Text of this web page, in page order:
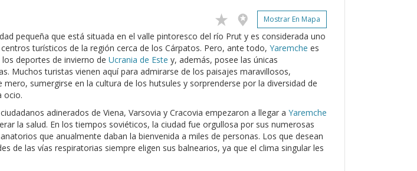
Mostrar En Mapa
pequeña que está situada en el valle pintoresco del río Prut y es considerada uno
turísticos de la región cerca de los Cárpatos. Pero, ante todo, Yaremche es
deportes de invierno de Ucrania de Este y, además, posee las únicas
Muchos turistas vienen aquí para admirarse de los paisajes maravillosos,
mero, sumergirse en la cultura de los hutsules y sorprenderse por la diversidad de
ocio.
adinerados de Viena, Varsovia y Cracovia empezaron a llegar a Yaremche
la salud. En los tiempos soviéticos, la ciudad fue orgullosa por sus numerosas
que anualmente daban la bienvenida a miles de personas. Los que desean
de las vías respiratorias siempre eligen sus balnearios, ya que el clima singular les